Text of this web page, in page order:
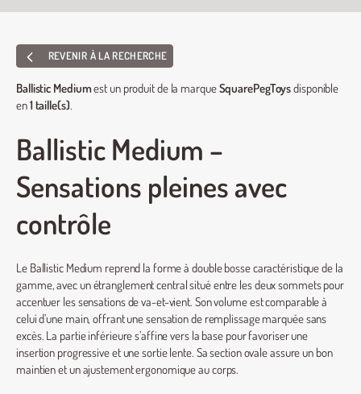
REVENIR À LA RECHERCHE
Ballistic Mediumest un produit de la marqueSquarePegToysdisponible
en1 taille(s).
Ballistic Medium –
Sensations pleines avec
contrôle
Le Ballistic Medium reprend la forme à double bosse caractéristique de la
gamme, avec un étranglement central situé entre les deux sommets pour
accentuer les sensations de va-et-vient. Son volume est comparable à
celui d’une main, offrant une sensation de remplissage marquée sans
excès. La partie inférieure s’affine vers la base pour favoriser une
insertion progressive et une sortie lente. Sa section ovale assure un bon
maintien et un ajustement ergonomique au corps.